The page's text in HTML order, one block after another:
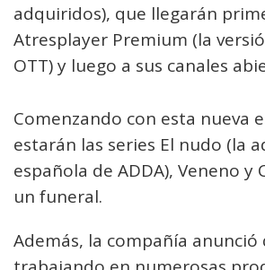
adquiridos), que llegarán
Atresplayer Premium (la
OTT) y luego a sus canales
Comenzando con esta nueva
estarán las series El nudo (la
española de ADDA), Veneno y
un funeral.
Además, la compañía anunció